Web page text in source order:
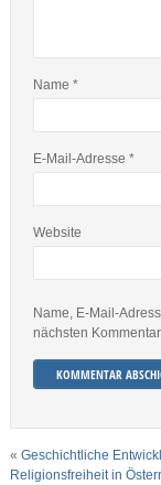
Name *
E-Mail-Adresse *
Website
Name, E-Mail-
nächsten
« Geschichtliche
Religionsfreiheit in